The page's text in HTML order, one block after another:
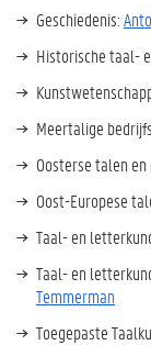
Geschiedenis:
Historische taal-
Meertalige
Oosterse talen
Oost-Europese
Taal- en
Taal- en
Temmerman
Toegepaste